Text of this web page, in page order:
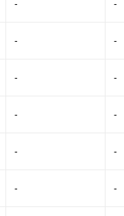
- -
- -
- -
- -
- -
- -